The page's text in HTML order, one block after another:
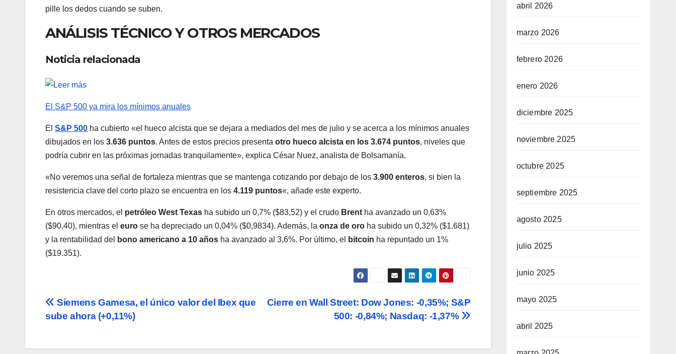
pille los dedos cuando se suben.
ANÁLISIS TÉCNICO Y OTROS MERCADOS
Noticia relacionada
El S&P 500 ya mira los mínimos anuales
El S&P 500 ha cubierto «el hueco alcista que se dejara a mediados del mes de julio y se acerca a los mínimos anuales
dibujados en los 3.636 puntos. Antes de estos precios presenta otro hueco alcista en los 3.674 puntos, niveles que
podría cubrir en las próximas jornadas tranquilamente», explica César Nuez, analista de Bolsamanía.
«No veremos una señal de fortaleza mientras que se mantenga cotizando por debajo de los 3.900 enteros, si bien la
resistencia clave del corto plazo se encuentra en los 4.119 puntos«, añade este experto.
En otros mercados, el petróleo West Texas ha subido un 0,7% ($83,52) y el crudo Brent ha avanzado un 0,63%
($90,40), mientras el euro se ha depreciado un 0,04% ($0,9834). Además, la onza de oro ha subido un 0,32% ($1.681)
y la rentabilidad del
bono americano a 10 años ha avanzado al 3,6%. Por último, el bitcoin ha repuntado un 1%
($19.351).
Navegación
entradas
Cierre en Wall Street: Dow Jones: -0,35%; S&P
500: -0,84%; Nasdaq: -1,37%
Siemens Gamesa, el único valor del Ibex que
sube ahora (+0,11%)
abril 2026
marzo 2026
febrero 2026
enero 2026
diciembre 2025
noviembre 2025
octubre 2025
septiembre 2025
agosto 2025
julio 2025
junio 2025
mayo 2025
abril 2025